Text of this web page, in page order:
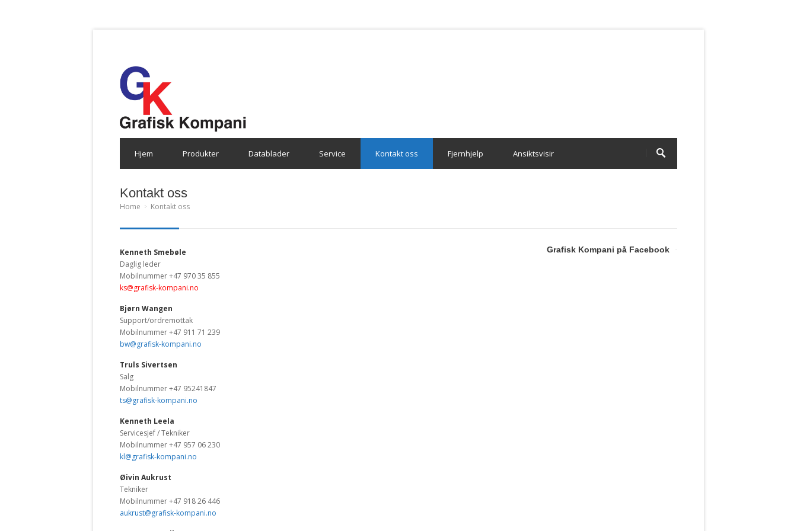
Hjem Produkter Datablader Service Kontakt oss Fjernhjelp Ansiktsvisir
Kontakt oss
Home Kontakt oss
Kenneth Smebøle
Daglig leder
Mobilnummer +47 970 35 855
ks@grafisk-kompani.no
Bjørn Wangen
Support/ordremottak
Mobilnummer +47 911 71 239
bw@grafisk-kompani.no
Truls Sivertsen
Salg
Mobilnummer +47 95241847
ts@grafisk-kompani.no
Kenneth Leela
Servicesjef / Tekniker
Mobilnummer +47 957 06 230
kl@grafisk-kompani.no
Øivin Aukrust
Tekniker
Mobilnummer +47 918 26 446
aukrust@grafisk-kompani.no
Grafisk Kompani på Facebook